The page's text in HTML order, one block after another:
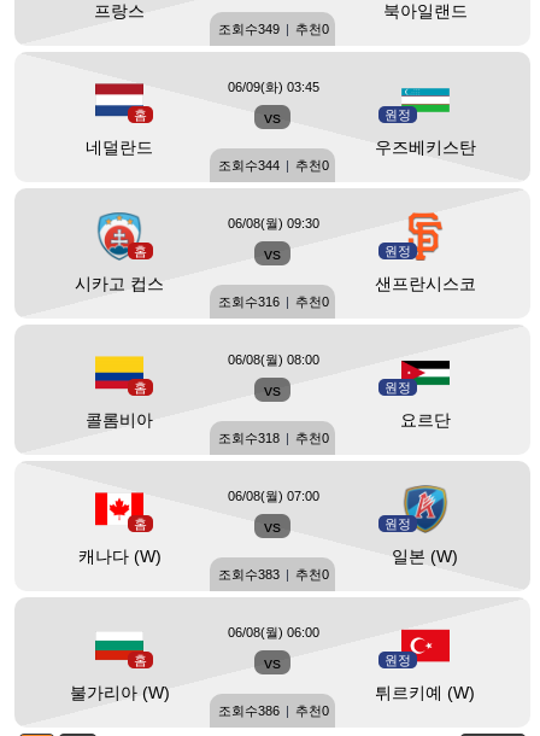
프랑스 북아일랜드
조회수349 | 추천0
홈
네덜란드
vs 원정
우즈베키스탄
06/09(화) 03:45
조회수344 | 추천0
홈
시카고 컵스
vs 원정
샌프란시스코
06/08(월) 09:30
조회수316 | 추천0
홈
콜롬비아
vs 원정
요르단
06/08(월) 08:00
조회수318 | 추천0
홈
캐나다 (W)
vs 원정
일본 (W)
06/08(월) 07:00
조회수383 | 추천0
홈
불가리아 (W)
vs 원정
튀르키예 (W)
06/08(월) 06:00
조회수386 | 추천0